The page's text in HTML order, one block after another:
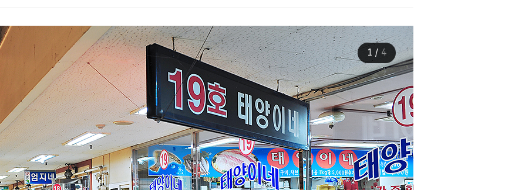
1 / 4